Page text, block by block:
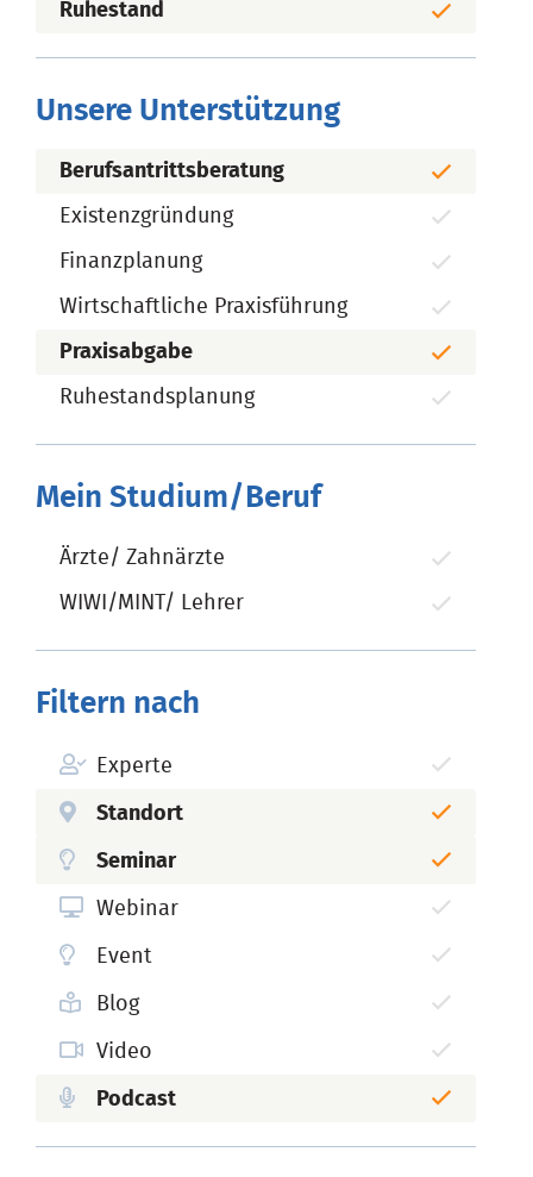
Ruhestand
Unsere Unterstützung
Berufsantrittsberatung
Existenzgründung
Finanzplanung
Wirtschaftliche Praxisführung
Praxisabgabe
Ruhestandsplanung
Mein Studium/Beruf
Ärzte/ Zahnärzte
WIWI/MINT/ Lehrer
Filtern nach
Experte
Standort
Seminar
Webinar
Event
Blog
Video
Podcast